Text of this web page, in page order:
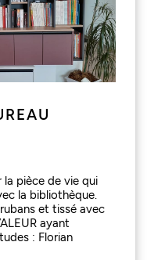
pièce de vie qui
la bibliothèque.
et tissé avec
ayant
: Florian